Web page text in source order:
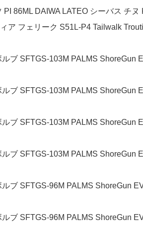
86ML DAIWA LATEO シーバス チ
ア フェリーク S51L-P4 Tailwalk
ブ SFTGS-103M PALMS ShoreGun
ブ SFTGS-103M PALMS ShoreGun
ブ SFTGS-103M PALMS ShoreGun
ブ SFTGS-103M PALMS ShoreGun
ブ SFTGS-96M PALMS ShoreGun
ブ SFTGS-96M PALMS ShoreGun